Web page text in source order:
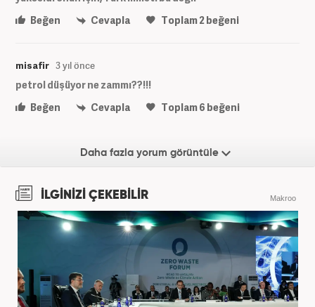
Beğen
Cevapla Toplam2 beğeni
misafir 3 yıl önce
petrol düşüyor ne zammı??!!!
Beğen
Cevapla Toplam6 beğeni
Daha fazla yorum görüntüle
İLGİNİZİ ÇEKEBİLİR Makroo